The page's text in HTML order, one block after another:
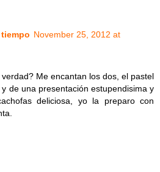
November 25, 2012 at
Me encantan los dos, el pastel
de una presentación estupendisima y
deliciosa, yo la preparo con